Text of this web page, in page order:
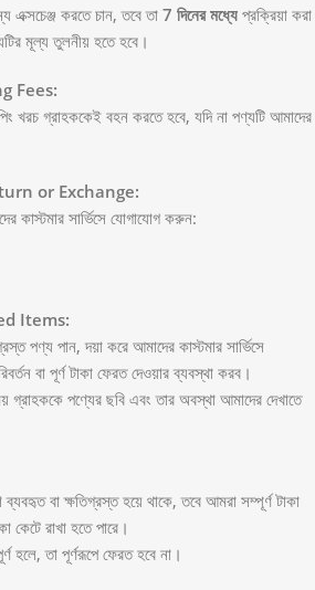
করতে চান, তবে তা 7 দিনের মধ্যে প্রক্রিয়া করা
মূল্য তুলনীয় হতে হবে।
Fees:
খরচ গ্রাহককেই বহন করতে হবে, যদি না পণ্যটি আমাদের
or Exchange:
কাস্টমার সার্ভিসে যোগাযোগ করুন:
Items:
পণ্য পান, দয়া করে আমাদের কাস্টমার সার্ভিসে
বা পূর্ণ টাকা ফেরত দেওয়ার ব্যবস্থা করব।
পণ্যের ছবি এবং তার অবস্থা আমাদের দেখাতে
বা ক্ষতিগ্রস্ত হয়ে থাকে, তবে আমরা সম্পূর্ণ টাকা
কেটে রাখা হতে পারে।
হলে, তা পূর্ণরূপে ফেরত হবে না।